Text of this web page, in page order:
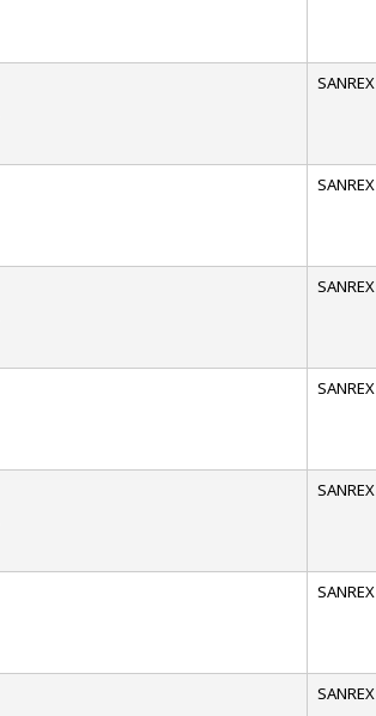
SANREX
SANREX
SANREX
SANREX
SANREX
SANREX
SANREX